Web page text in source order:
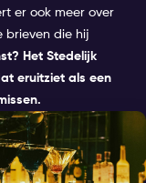
er ook meer over
brieven die hij
Het Stedelijk
eruitziet als een